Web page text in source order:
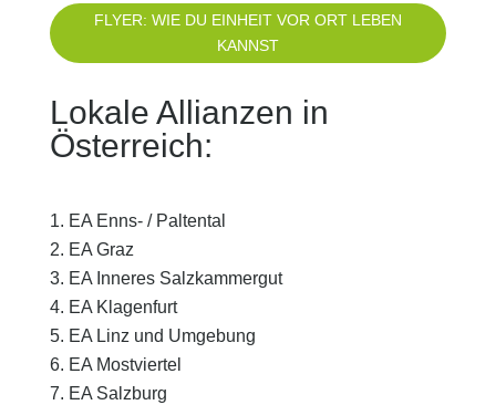
FLYER: WIE DU EINHEIT VOR ORT LEBEN
KANNST
Lokale Allianzen in
Österreich:
EA Enns- / Paltental
EA Graz
EA Inneres Salzkammergut
EA Klagenfurt
EA Linz und Umgebung
EA Mostviertel
EA Salzburg